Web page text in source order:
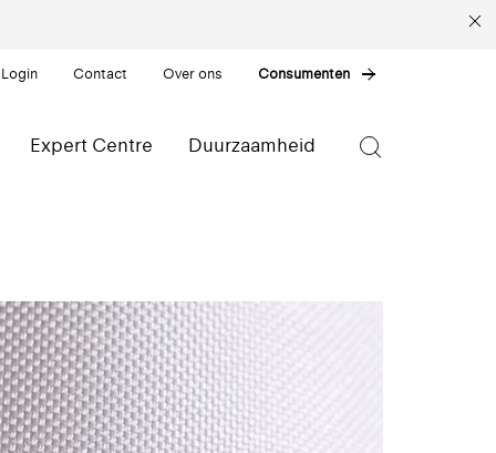
Contact Over ons Consumenten
Expert Centre Duurzaamheid